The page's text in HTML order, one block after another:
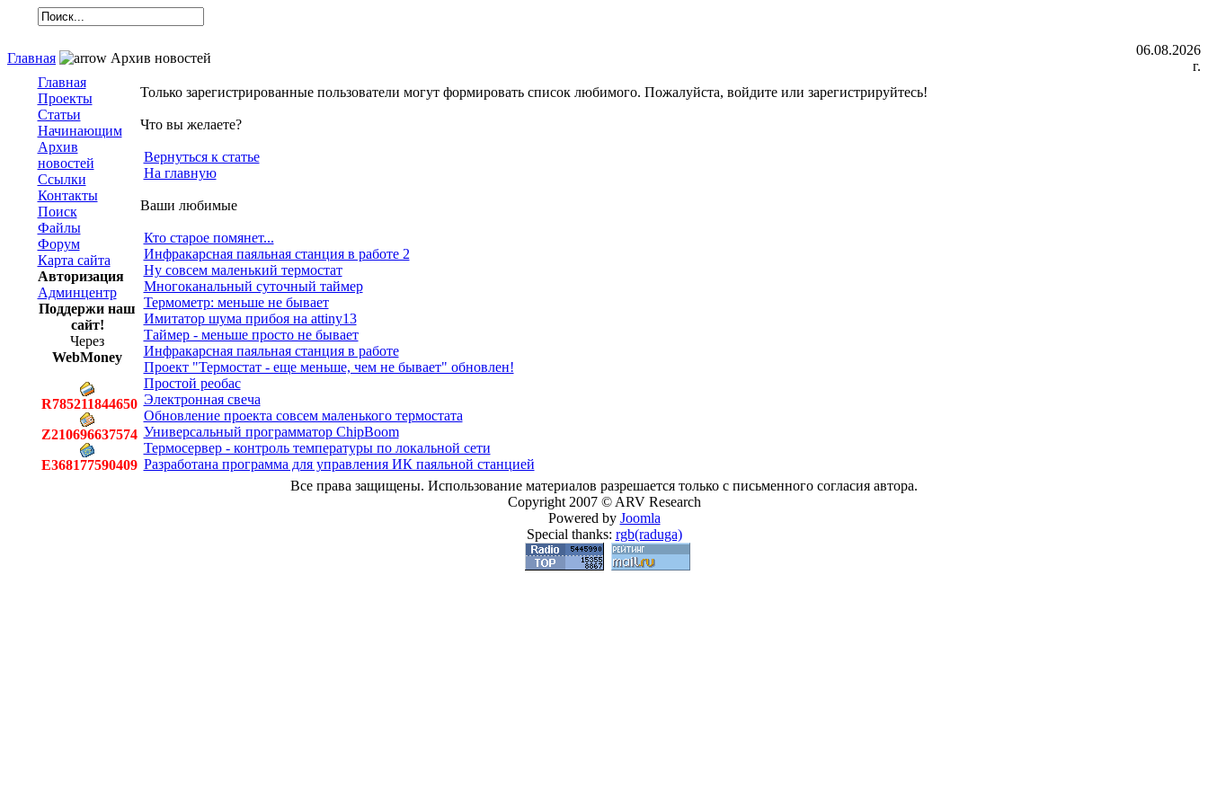
Главная Архив новостей
06.08.2026
г.
Главная
Проекты
Статьи
Начинающим
Архив
новостей
Ссылки
Контакты
Поиск
Файлы
Форум
Карта сайта
Авторизация
Админцентр
Поддержи наш
сайт!
Через
WebMoney
R785211844650
Z210696637574
E368177590409
Только зарегистрированные пользователи могут формировать список любимого. Пожалуйста, войдите или зарегистрируйтесь!
Что вы желаете?
Вернуться к статье
На главную
Ваши любимые
Кто старое помянет...
Инфракарсная паяльная станция в работе 2
Ну совсем маленький термостат
Многоканальный суточный таймер
Термометр: меньше не бывает
Имитатор шума прибоя на attiny13
Таймер - меньше просто не бывает
Инфракарсная паяльная станция в работе
Проект "Термостат - еще меньше, чем не бывает" обновлен!
Простой реобас
Электронная свеча
Обновление проекта совсем маленького термостата
Универсальный программатор ChipBoom
Термосервер - контроль температуры по локальной сети
Разработана программа для управления ИК паяльной станцией
Все права защищены. Использование материалов разрешается только с письменного согласия автора.
Copyright 2007 © ARV Research
Powered by Joomla
Special thanks: rgb(raduga)